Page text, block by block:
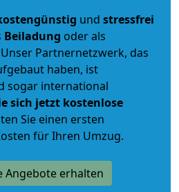
und stressfrei
Beiladung oder als
Partnernetzwerk, das
haben, ist
sogar international
sich jetzt kostenlose
Sie einen ersten
für Ihren Umzug.
Angebote erhalten